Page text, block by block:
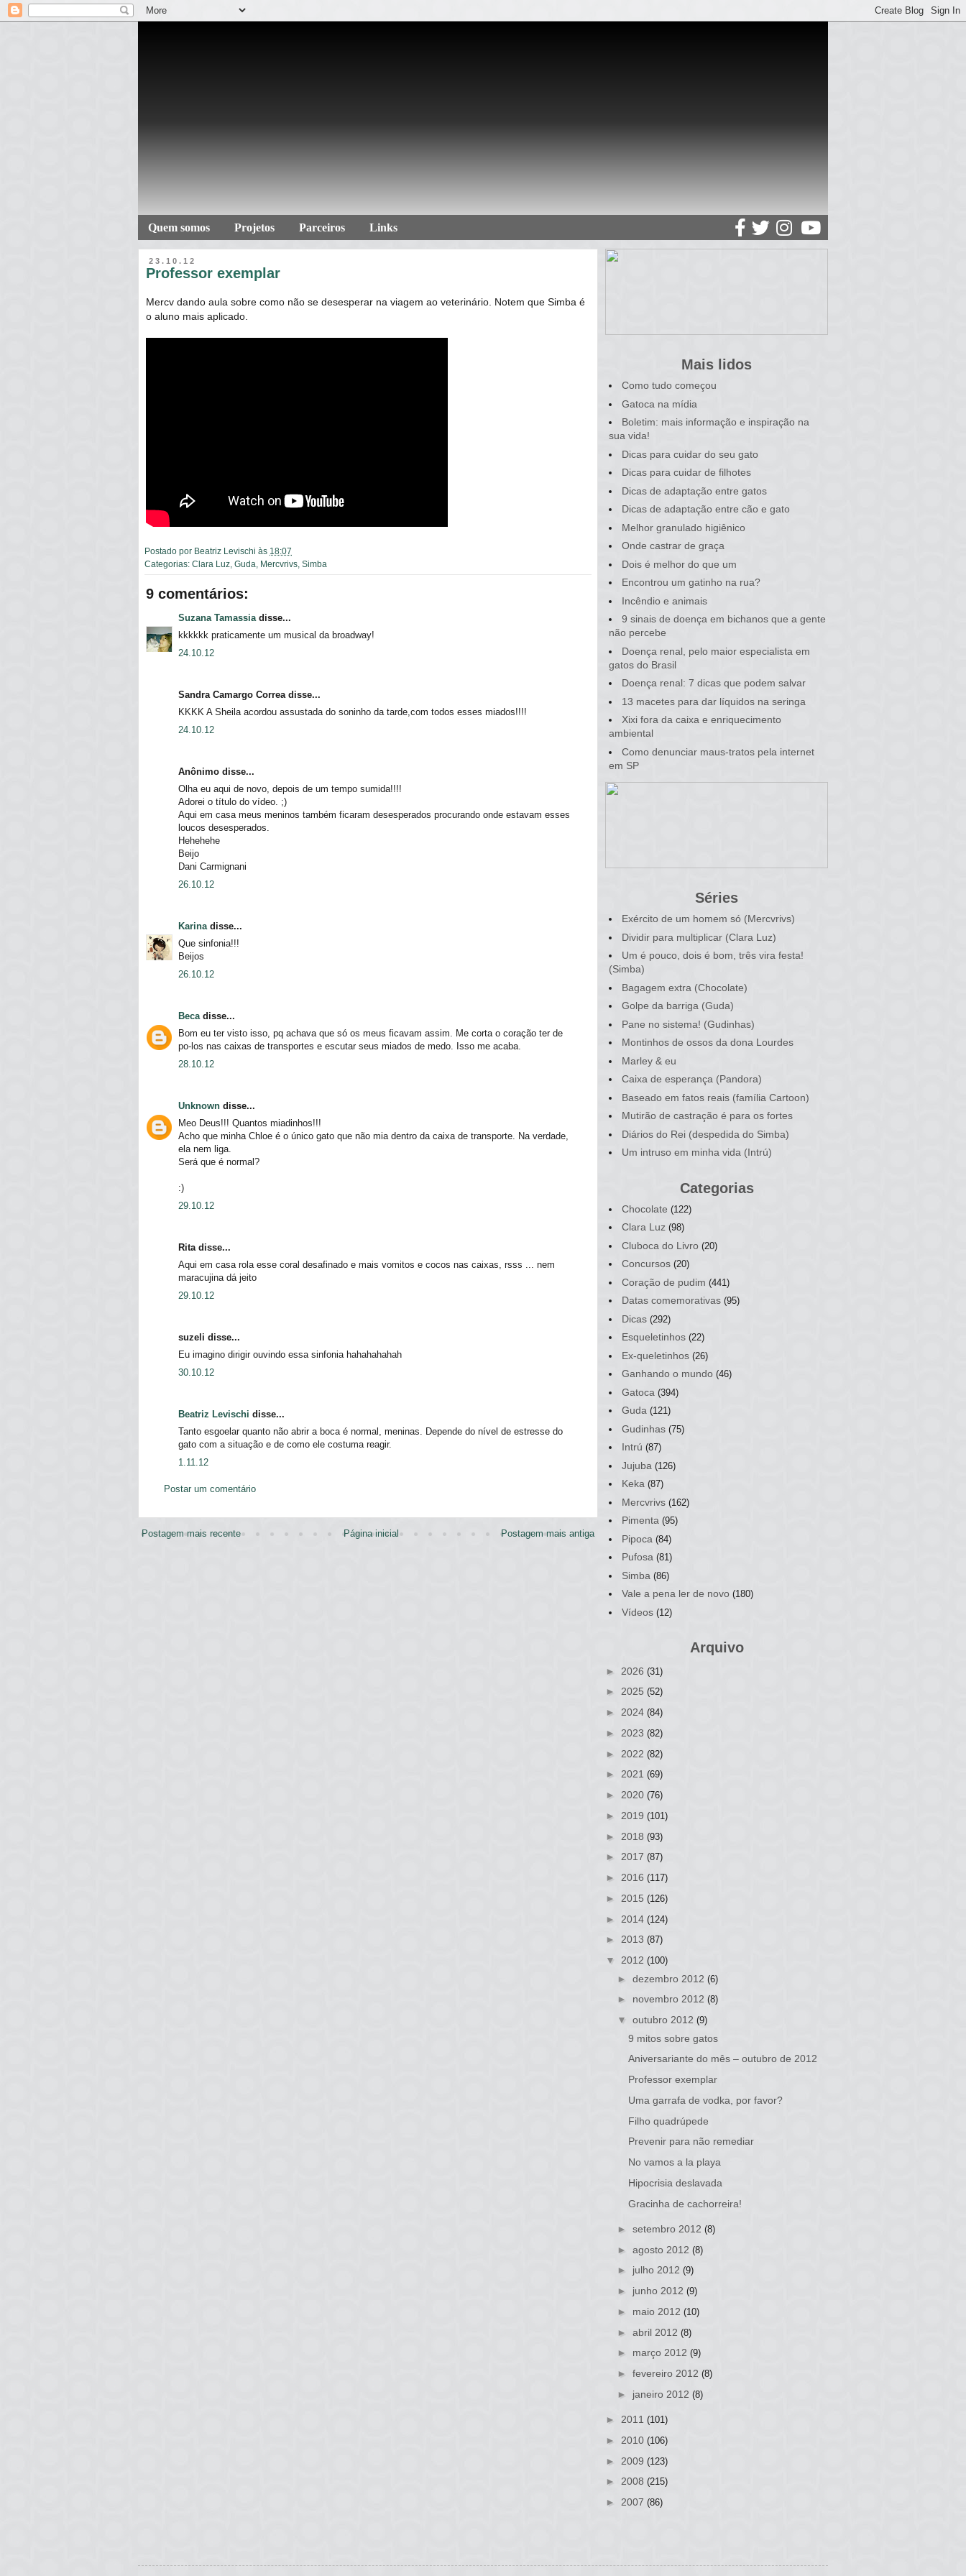
Quem somos Projetos Parceiros Links
23.10.12
Professor exemplar
Mercv dando aula sobre como não se desesperar na viagem ao veterinário. Notem que Simba é
o aluno mais aplicado.
Postado por Beatriz Levischi às 18:07
Categorias: Clara Luz Guda Mercvrivs Simba
9 comentários:
Suzana Tamassia disse...
kkkkkk praticamente um musical da broadway!
24.10.12
Sandra Camargo Correa disse...
KKKK A Sheila acordou assustada do soninho da tarde,com todos esses miados!!!!
24.10.12
Anônimo disse...
Olha eu aqui de novo, depois de um tempo sumida!!!!
Adorei o título do vídeo. ;)
Aqui em casa meus meninos também ficaram desesperados procurando onde estavam esses
loucos desesperados.
Hehehehe
Beijo
Dani Carmignani
26.10.12
Karina disse...
Que sinfonia!!!
Beijos
26.10.12
Beca disse...
Bom eu ter visto isso, pq achava que só os meus ficavam assim. Me corta o coração ter de
po-los nas caixas de transportes e escutar seus miados de medo. Isso me acaba.
28.10.12
Unknown disse...
Meo Deus!!! Quantos miadinhos!!!
Acho que minha Chloe é o único gato que não mia dentro da caixa de transporte. Na verdade,
ela nem liga.
Será que é normal?
:)
29.10.12
Rita disse...
Aqui em casa rola esse coral desafinado e mais vomitos e cocos nas caixas, rsss ... nem
maracujina dá jeito
29.10.12
suzeli disse...
Eu imagino dirigir ouvindo essa sinfonia hahahahahah
30.10.12
Beatriz Levischi disse...
Tanto esgoelar quanto não abrir a boca é normal, meninas. Depende do nível de estresse do
gato com a situação e de como ele costuma reagir.
1.11.12
Postar um comentário
Postagem mais recente Postagem mais antiga
Página inicial
Mais lidos
Como tudo começou
Gatoca na mídia
Boletim: mais informação e inspiração na
sua vida!
Dicas para cuidar do seu gato
Dicas para cuidar de filhotes
Dicas de adaptação entre gatos
Dicas de adaptação entre cão e gato
Melhor granulado higiênico
Onde castrar de graça
Dois é melhor do que um
Encontrou um gatinho na rua?
Incêndio e animais
9 sinais de doença em bichanos que a gente
não percebe
Doença renal, pelo maior especialista em
gatos do Brasil
Doença renal: 7 dicas que podem salvar
13 macetes para dar líquidos na seringa
Xixi fora da caixa e enriquecimento
ambiental
Como denunciar maus-tratos pela internet
em SP
Séries
Exército de um homem só (Mercvrivs)
Dividir para multiplicar (Clara Luz)
Um é pouco, dois é bom, três vira festa!
(Simba)
Bagagem extra (Chocolate)
Golpe da barriga (Guda)
Pane no sistema! (Gudinhas)
Montinhos de ossos da dona Lourdes
Marley & eu
Caixa de esperança (Pandora)
Baseado em fatos reais (família Cartoon)
Mutirão de castração é para os fortes
Diários do Rei (despedida do Simba)
Um intruso em minha vida (Intrú)
Categorias
Chocolate (122)
Clara Luz (98)
Cluboca do Livro (20)
Concursos (20)
Coração de pudim (441)
Datas comemorativas (95)
Dicas (292)
Esqueletinhos (22)
Ex-queletinhos (26)
Ganhando o mundo (46)
Gatoca (394)
Guda (121)
Gudinhas (75)
Intrú (87)
Jujuba (126)
Keka (87)
Mercvrivs (162)
Pimenta (95)
Pipoca (84)
Pufosa (81)
Simba (86)
Vale a pena ler de novo (180)
Vídeos (12)
Arquivo
► 2026 (31)
► 2025 (52)
► 2024 (84)
► 2023 (82)
► 2022 (82)
► 2021 (69)
► 2020 (76)
► 2019 (101)
► 2018 (93)
► 2017 (87)
► 2016 (117)
► 2015 (126)
► 2014 (124)
► 2013 (87)
▼ 2012 (100)
► dezembro 2012 (6)
► novembro 2012 (8)
▼ outubro 2012 (9)
9 mitos sobre gatos
Aniversariante do mês – outubro de 2012
Professor exemplar
Uma garrafa de vodka, por favor?
Filho quadrúpede
Prevenir para não remediar
No vamos a la playa
Hipocrisia deslavada
Gracinha de cachorreira!
► setembro 2012 (8)
► agosto 2012 (8)
► julho 2012 (9)
► junho 2012 (9)
► maio 2012 (10)
► abril 2012 (8)
► março 2012 (9)
► fevereiro 2012 (8)
► janeiro 2012 (8)
► 2011 (101)
► 2010 (106)
► 2009 (123)
► 2008 (215)
► 2007 (86)